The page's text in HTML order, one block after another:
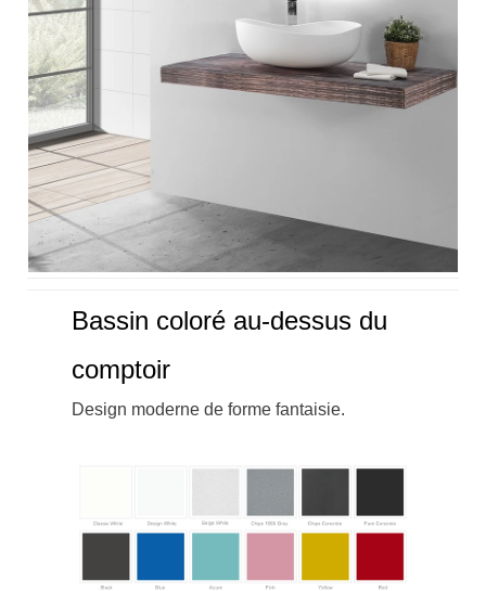
Bassin coloré au-dessus du
comptoir
Design moderne de forme fantaisie.